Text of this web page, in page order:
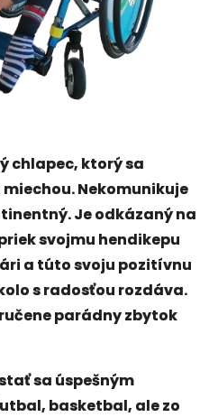
chlapec, ktorý sa
Nekomunikuje
Je odkázaný na
svojmu hendikepu
a túto svoju pozitívnu
s radosťou rozdáva.
parádny zbytok
sa úspešným
basketbal, ale zo